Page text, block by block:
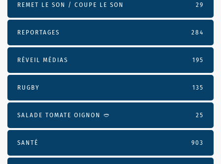
REMET LE SON / COUPE LE SON 29
REPORTAGES 284
RÉVEIL MÉDIAS 195
RUGBY 135
SALADE TOMATE OIGNON 🥙 25
SANTÉ 903